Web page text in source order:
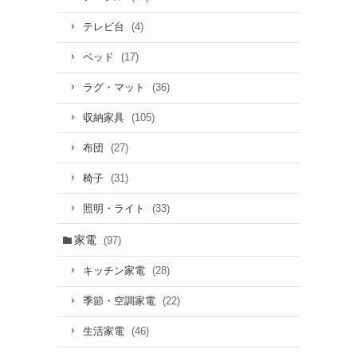
テレビ台 (4)
ベッド (17)
ラグ・マット (36)
収納家具 (105)
布団 (27)
椅子 (31)
照明・ライト (33)
家電 (97)
キッチン家電 (28)
季節・空調家電 (22)
生活家電 (46)